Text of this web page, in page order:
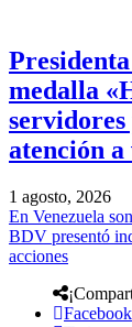
medalla
atención
1 agosto, 2026
En Venezuela
BDV presentó
acciones
Facebook